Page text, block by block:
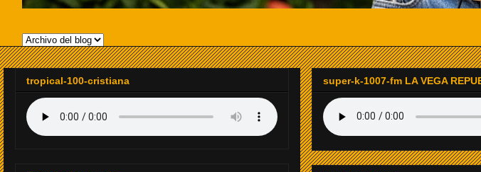
super-k-1007-fm LA VEGA
tropical-100-cristiana